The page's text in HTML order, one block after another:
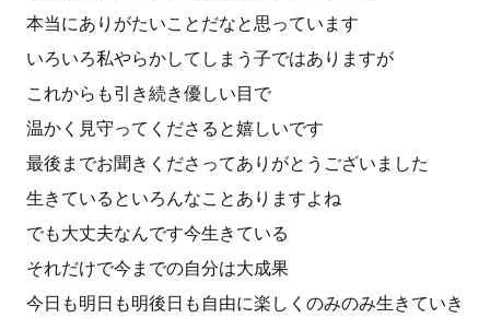
本当にありがたいことだなと思っています
いろいろ私やらかしてしまう子ではありますが
これからも引き続き優しい目で
温かく見守ってくださると嬉しいです
最後までお聞きくださってありがとうございました
生きているといろんなことありますよね
でも大丈夫なんです今生きている
それだけで今までの自分は大成果
今日も明日も明後日も自由に楽しくのみのみ生きていき